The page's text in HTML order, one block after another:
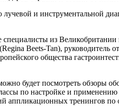
и инструментальной
специалисты из
(Regina Beets-Tan), руководитель
общества
будет посмотреть обзоры
по настройке и
аппликационных тренингов